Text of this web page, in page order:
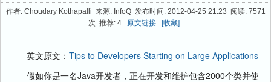
作者: Choudary Kothapalli 来源: InfoQ 发布时间: 2012-04-25 21:23 阅读: 7571
次 推荐: 4
原文链接 [收藏]
英文原文： Tips to Developers Starting on Large Applications
假如你是一名Java开发者，正在开发和维护包含2000个类并使